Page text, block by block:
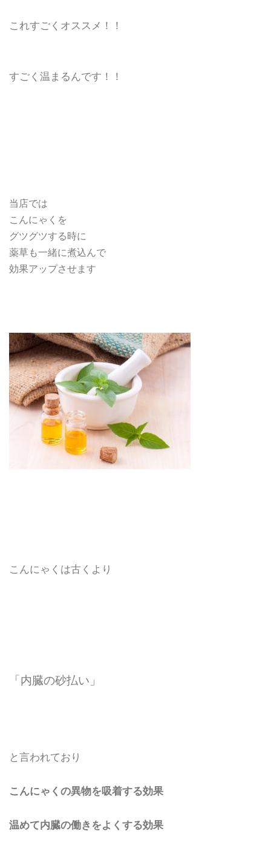
これすごくオススメ！！
すごく温まるんです！！
当店では
こんにゃくを
グツグツする時に
薬草も一緒に煮込んで
効果アップさせます
こんにゃくは古くより
「内臓の砂払い」
と言われており
こんにゃくの異物を吸着する効果
温めて内臓の働きをよくする効果